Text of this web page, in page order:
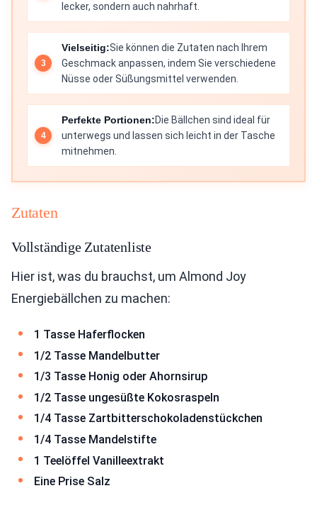
lecker, sondern auch nahrhaft.
Vielseitig:Sie können die Zutaten nach Ihrem
Geschmack anpassen, indem Sie verschiedene
Nüsse oder Süßungsmittel verwenden.
Perfekte Portionen:Die Bällchen sind ideal für
unterwegs und lassen sich leicht in der Tasche
mitnehmen.
Zutaten
Vollständige Zutatenliste
Hier ist, was du brauchst, um Almond Joy
Energiebällchen zu machen:
1 Tasse Haferflocken
1/2 Tasse Mandelbutter
1/3 Tasse Honig oder Ahornsirup
1/2 Tasse ungesüßte Kokosraspeln
1/4 Tasse Zartbitterschokoladenstückchen
1/4 Tasse Mandelstifte
1 Teelöffel Vanilleextrakt
Eine Prise Salz